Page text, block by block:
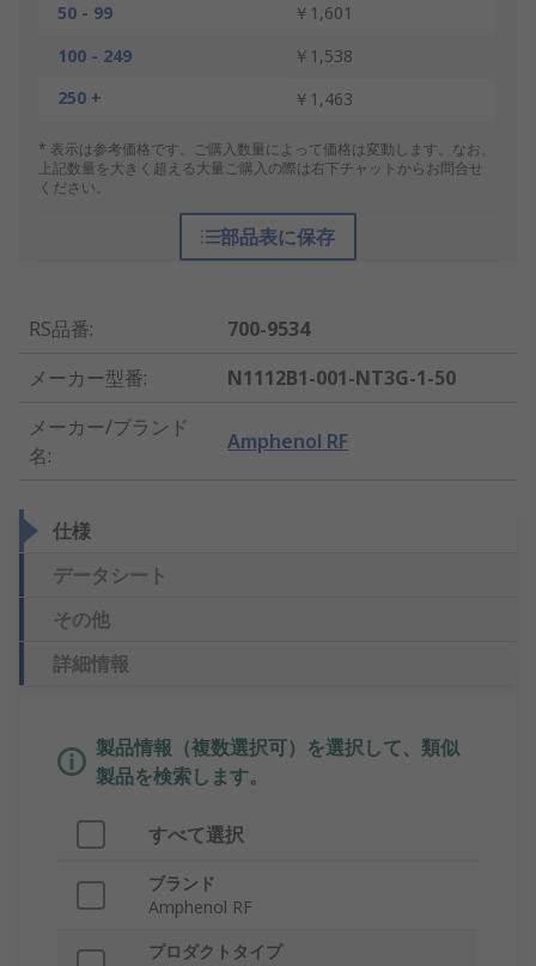
50 - 99
￥1,601
100 - 249
￥1,538
250 +
￥1,463
* 表示は参考価格です。ご購入数量によって価格は変動します。なお、
上記数量を大きく超える大量ご購入の際は右下チャットからお問合せ
ください。
部品表に保存
RS品番:
700-9534
メーカー型番:
N1112B1-001-NT3G-1-50
メーカー/ブランド
名:
Amphenol RF
仕様
データシート
その他
詳細情報
製品情報（複数選択可）を選択して、類似
製品を検索します。
すべて選択
ブランド
Amphenol RF
プロダクトタイプ